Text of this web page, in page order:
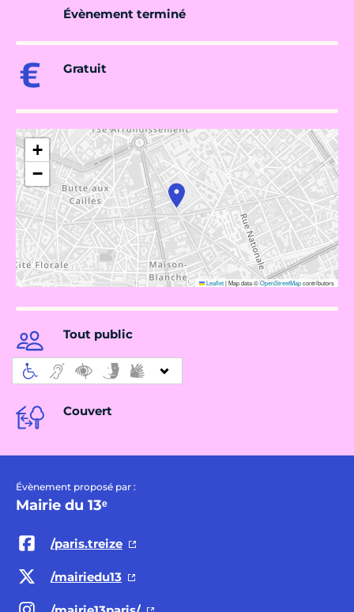
Évènement terminé
Gratuit
+
−
Leaflet|Map data ©OpenStreetMapcontributors
Tout public
Couvert
Évènement proposé par :
Mairie du 13ᵉ
/paris.treize
/mairiedu13